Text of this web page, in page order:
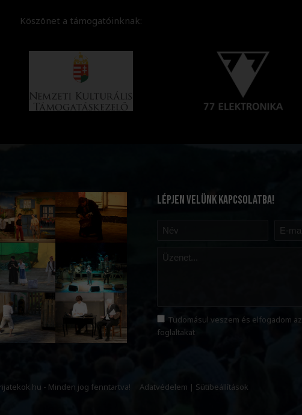
Köszönet a támogatóinknak:
LÉPJEN VELÜNK KAPCSOLATBA!
Tudomásul veszem és elfogadom az
foglaltakat
- Minden jog fenntartva! Adatvédelem | Sütibeállítások